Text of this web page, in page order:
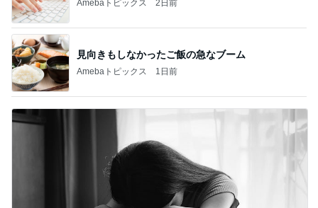
Amebaトピックス 2日前
見向きもしなかったご飯の急なブーム
Amebaトピックス 1日前